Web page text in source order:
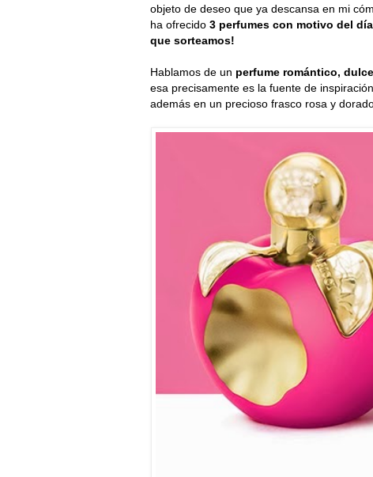
objeto de deseo que ya descansa en mi
ha ofrecido 3 perfumes con motivo del
que sorteamos!
Hablamos de un perfume romántico,
esa precisamente es la fuente de
además en un precioso frasco rosa y